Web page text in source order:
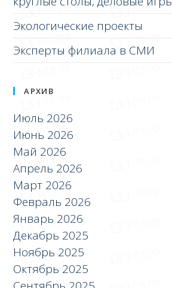
Экологические проекты
Эксперты филиала в СМИ
АРХИВ
Июль 2026
Июнь 2026
Май 2026
Апрель 2026
Март 2026
Февраль 2026
Январь 2026
Декабрь 2025
Ноябрь 2025
Октябрь 2025